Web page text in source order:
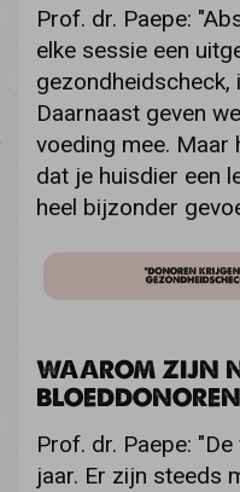
Prof. dr. Paepe:
elke sessie een
Daarnaast geven
voeding mee. Maar
dat je huisdier een
heel bijzonder
WAAROM ZIJN
Prof. dr. Paepe:
jaar. Er zijn steeds